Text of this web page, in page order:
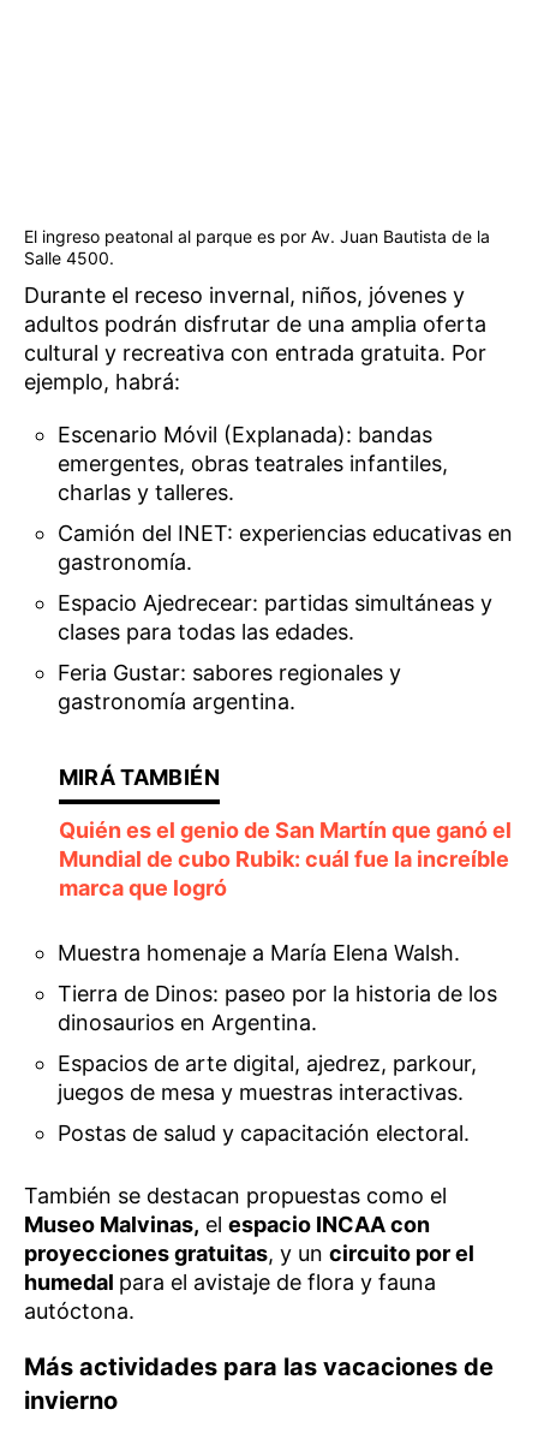
El ingreso peatonal al parque es por Av. Juan Bautista de la
Salle 4500.
Durante el receso invernal, niños, jóvenes y
adultos podrán disfrutar de una amplia oferta
cultural y recreativa con entrada gratuita. Por
ejemplo, habrá:
Escenario Móvil (Explanada): bandas
emergentes, obras teatrales infantiles,
charlas y talleres.
Camión del INET: experiencias educativas en
gastronomía.
Espacio Ajedrecear: partidas simultáneas y
clases para todas las edades.
Feria Gustar: sabores regionales y
gastronomía argentina.
Quién es el genio de San Martín que ganó el
Mundial de cubo Rubik: cuál fue la increíble
marca que logró
Muestra homenaje a María Elena Walsh.
Tierra de Dinos: paseo por la historia de los
dinosaurios en Argentina.
Espacios de arte digital, ajedrez, parkour,
juegos de mesa y muestras interactivas.
Postas de salud y capacitación electoral.
También se destacan propuestas como el
Museo Malvinas, el espacio INCAA con
proyecciones gratuitas, y un circuito por el
humedal para el avistaje de flora y fauna
autóctona.
Más actividades para las vacaciones de
invierno